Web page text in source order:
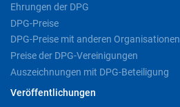
Ehrungen der DPG
DPG-Preise
DPG-Preise mit anderen Organisationen
Preise der DPG-Vereinigungen
Auszeichnungen mit DPG-Beteiligung
Veröffentlichungen